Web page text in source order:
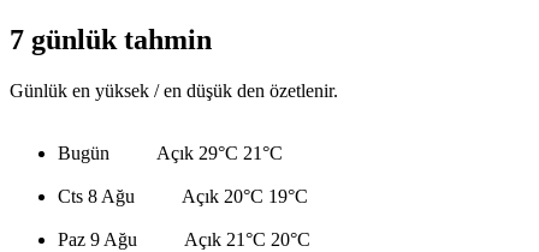
7 günlük tahmin
Günlük en yüksek / en düşük den özetlenir.
Bugün Açık 29°C 21°C
Cts 8 Ağu Açık 20°C 19°C
Paz 9 Ağu Açık 21°C 20°C